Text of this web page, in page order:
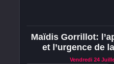
Maïdis Gorrillot:
et l’urgence de
Vendredi 24